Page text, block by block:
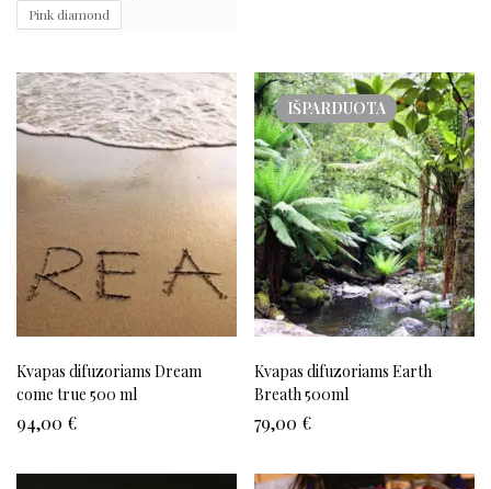
Pink diamond
Kvapas difuzoriams Dream
come true 500 ml
94,00 €
IŠPARDUOTA
Kvapas difuzoriams Earth
Breath 500ml
79,00 €